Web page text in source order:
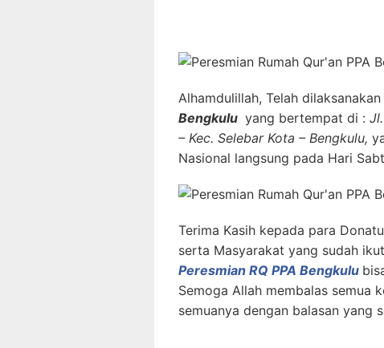
Alhamdulillah, Telah dilaksanakan
Bengkulu yang bertempat di :
– Kec. Selebar Kota – Bengkulu,
Nasional langsung pada Hari
Terima Kasih kepada para
serta Masyarakat yang sudah
Peresmian RQ PPA Bengkulu
Semoga Allah membalas semua
semuanya dengan balasan yang